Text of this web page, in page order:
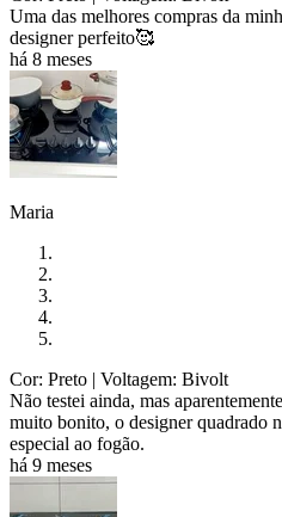
Uma das melhores compras da
designer perfeito🥰
há 8 meses
Maria
Cor: Preto | Voltagem: Bivolt
Não testei ainda, mas
muito bonito, o designer quadrado
especial ao fogão.
há 9 meses